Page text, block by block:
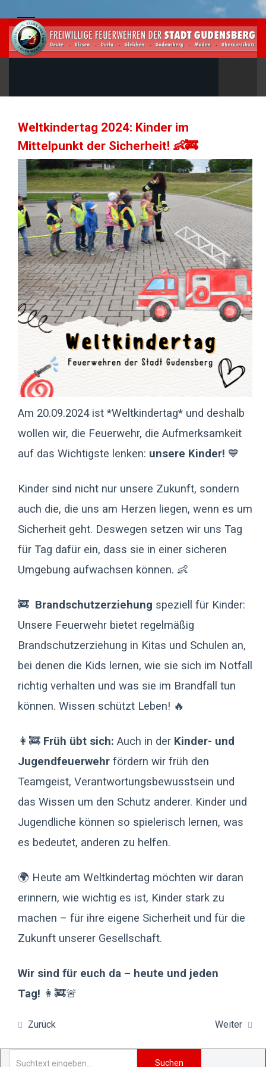
Weltkindertag 2024: Kinder im
Mittelpunkt der Sicherheit! 👶🚒
Am 20.09.2024 ist *Weltkindertag* und deshalb
wollen wir, die Feuerwehr, die Aufmerksamkeit
auf das Wichtigste lenken: unsere Kinder! 💙
Kinder sind nicht nur unsere Zukunft, sondern
auch die, die uns am Herzen liegen, wenn es um
Sicherheit geht. Deswegen setzen wir uns Tag
für Tag dafür ein, dass sie in einer sicheren
Umgebung aufwachsen können. 👶
🚒 Brandschutzerziehung speziell für Kinder:
Unsere Feuerwehr bietet regelmäßig
Brandschutzerziehung in Kitas und Schulen an,
bei denen die Kids lernen, wie sie sich im Notfall
richtig verhalten und was sie im Brandfall tun
können. Wissen schützt Leben! 🔥
👩‍🚒 Früh übt sich: Auch in der Kinder- und
Jugendfeuerwehr fördern wir früh den
Teamgeist, Verantwortungsbewusstsein und
das Wissen um den Schutz anderer. Kinder und
Jugendliche können so spielerisch lernen, was
es bedeutet, anderen zu helfen.
🌍 Heute am Weltkindertag möchten wir daran
erinnern, wie wichtig es ist, Kinder stark zu
machen – für ihre eigene Sicherheit und für die
Zukunft unserer Gesellschaft.
Wir sind für euch da – heute und jeden
Tag! 👩‍🚒🚨
Zurück Weiter
Suchen